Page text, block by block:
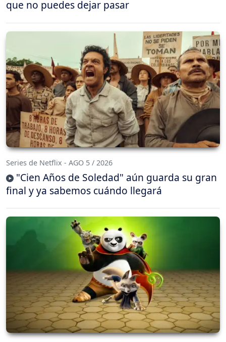
que no puedes dejar pasar
Series de Netflix - AGO 5 / 2026
"Cien Años de Soledad" aún guarda su gran
final y ya sabemos cuándo llegará